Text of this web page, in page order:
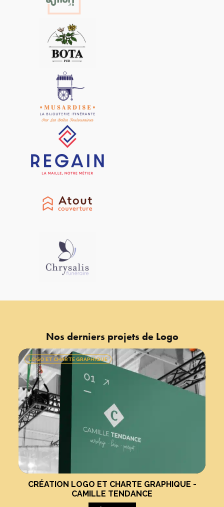
Nos derniers projets de Logo
CRÉATION LOGO ET CHARTE GRAPHIQUE -
CAMILLE TENDANCE
LOGO ET CHARTE GRAPHIQUE